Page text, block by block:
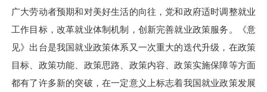
广大劳动者预期和对美好生活的向往，党和政府适时调整就业
工作目标，改革就业体制机制，创新完善就业政策服务。《意
见》出台是我国就业政策体系又一次重大的迭代升级，在政策
目标、政策功能、政策思路、政策内容、政策实施保障等方面
都有了许多新的突破，在一定意义上标志着我国就业政策发展